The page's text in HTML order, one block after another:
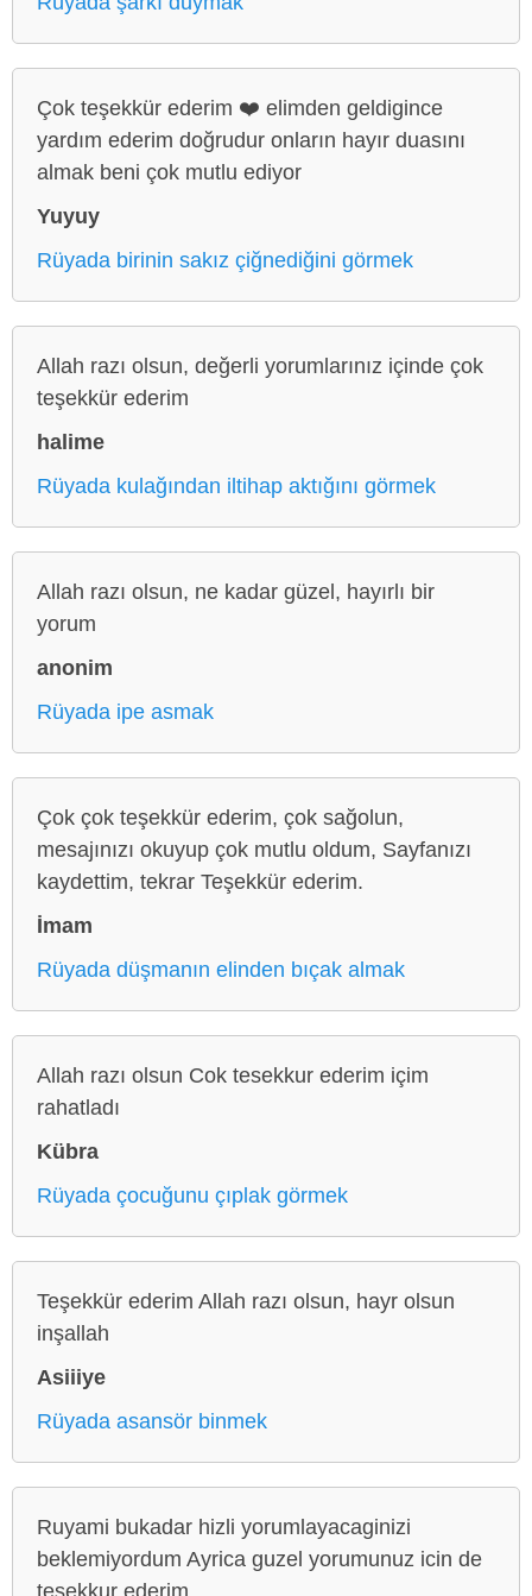
Çok teşekkür ederim ❤️ elimden geldigince
yardım ederim doğrudur onların hayır duasını
almak beni çok mutlu ediyor
Yuyuy
Rüyada birinin sakız çiğnediğini görmek
Allah razı olsun, değerli yorumlarınız içinde çok
teşekkür ederim
halime
Rüyada kulağından iltihap aktığını görmek
Allah razı olsun, ne kadar güzel, hayırlı bir
yorum
anonim
Rüyada ipe asmak
Çok çok teşekkür ederim, çok sağolun,
mesajınızı okuyup çok mutlu oldum, Sayfanızı
kaydettim, tekrar Teşekkür ederim.
İmam
Rüyada düşmanın elinden bıçak almak
Allah razı olsun Cok tesekkur ederim içim
rahatladı
Kübra
Rüyada çocuğunu çıplak görmek
Teşekkür ederim Allah razı olsun, hayr olsun
inşallah
Asiiiye
Rüyada asansör binmek
Ruyami bukadar hizli yorumlayacaginizi
beklemiyordum Ayrica guzel yorumunuz icin de
tesekkur ederim